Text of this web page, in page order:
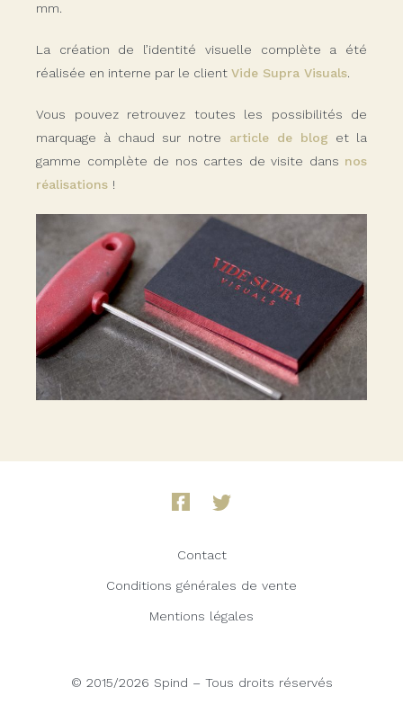
mm.
La création de l’identité visuelle complète a été
réalisée en interne par le client Vide Supra Visuals.
Vous pouvez retrouvez toutes les possibilités de
marquage à chaud sur notre article de blog et la
gamme complète de nos cartes de visite dans nos
réalisations !
© 2015/2026 Spind – Tous droits réservés
Mentions légales
Conditions générales de vente
Contact